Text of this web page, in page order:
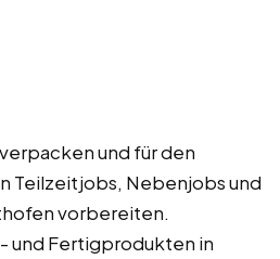
und für den
Teilzeitjobs, Nebenjobs und
vorbereiten.
und Fertigprodukten in